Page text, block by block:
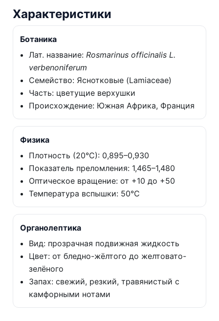
Характеристики
Ботаника
Лат. название: Rosmarinus officinalis L.
verbenoniferum
Семейство: Яснотковые (Lamiaceae)
Часть: цветущие верхушки
Происхождение: Южная Африка, Франция
Физика
Плотность (20°C): 0,895–0,930
Показатель преломления: 1,465–1,480
Оптическое вращение: от +10 до +50
Температура вспышки: 50°C
Органолептика
Вид: прозрачная подвижная жидкость
Цвет: от бледно-жёлтого до желтовато-
зелёного
Запах: свежий, резкий, травянистый с
камфорными нотами